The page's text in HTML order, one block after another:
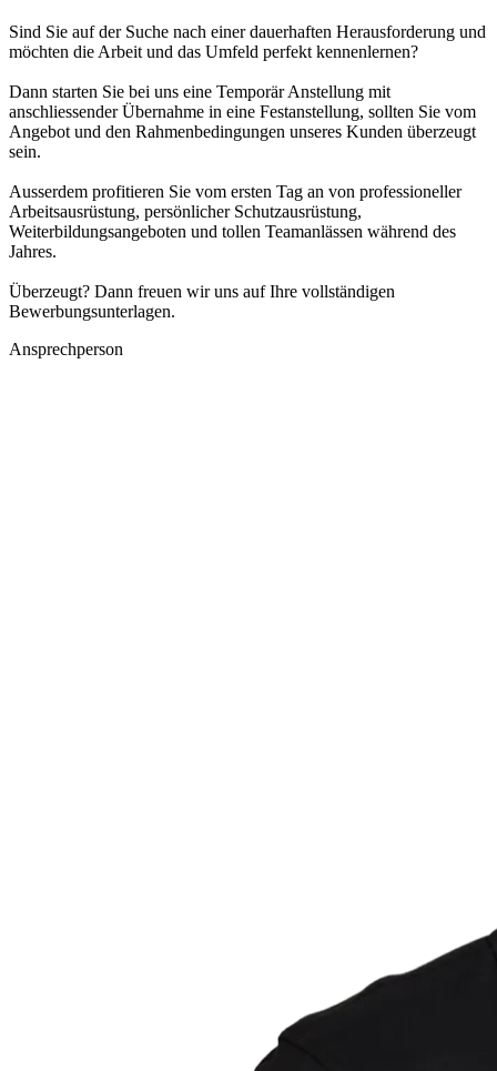
Sind Sie auf der Suche nach einer dauerhaften Herausforderung und
möchten die Arbeit und das Umfeld perfekt kennenlernen?
Dann starten Sie bei uns eine Temporär Anstellung mit
anschliessender Übernahme in eine Festanstellung, sollten Sie vom
Angebot und den Rahmenbedingungen unseres Kunden überzeugt
sein.
Ausserdem profitieren Sie vom ersten Tag an von professioneller
Arbeitsausrüstung, persönlicher Schutzausrüstung,
Weiterbildungsangeboten und tollen Teamanlässen während des
Jahres.
Überzeugt? Dann freuen wir uns auf Ihre vollständigen
Bewerbungsunterlagen.
Ansprechperson